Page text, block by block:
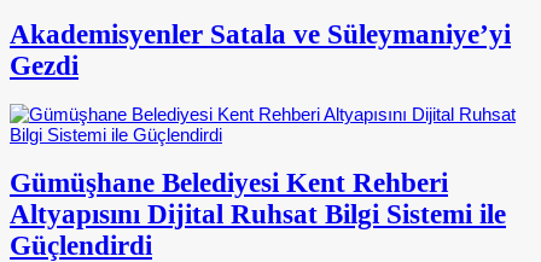
Akademisyenler Satala ve Süleymaniye’yi
Gezdi
Gümüşhane Belediyesi Kent Rehberi
Altyapısını Dijital Ruhsat Bilgi Sistemi ile
Güçlendirdi